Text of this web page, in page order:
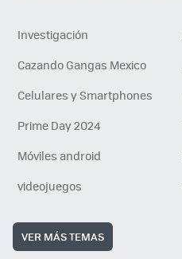
Investigación
Cazando Gangas Mexico
Celulares y Smartphones
Prime Day 2024
Móviles android
videojuegos
VER MÁS TEMAS